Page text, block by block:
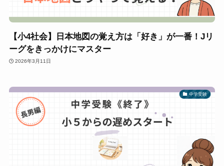
【小4社会】日本地図の覚え方は「好き」が一番！Jリ
ーグをきっかけにマスター
2026年3月11日
中学受験